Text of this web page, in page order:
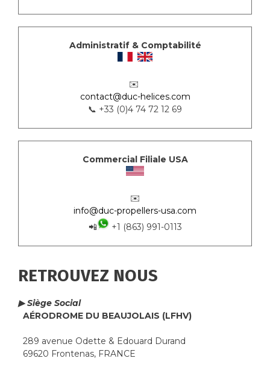
Administratif & Comptabilité
✉️
contact@duc-helices.com
📞 +33 (0)4 74 72 12 69
Commercial Filiale USA
✉️
info@duc-propellers-usa.com
📲
+1 (863) 991-0113
RETROUVEZ NOUS
▶ Siège Social
AÉRODROME DU BEAUJOLAIS (LFHV)
289 avenue Odette & Edouard Durand
69620 Frontenas, FRANCE